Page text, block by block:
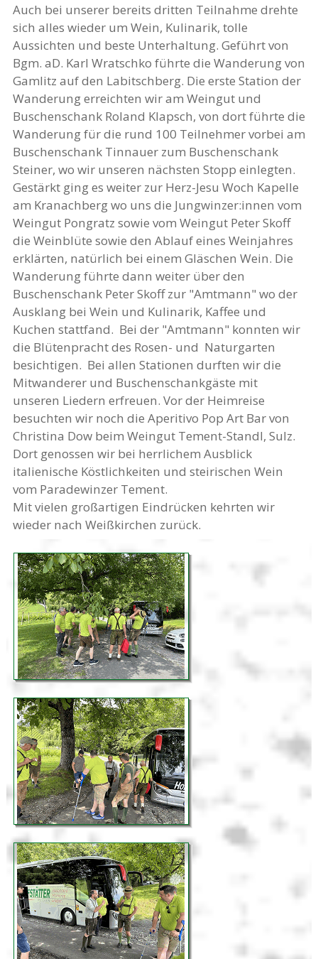
Auch bei unserer bereits dritten Teilnahme drehte
sich alles wieder um Wein, Kulinarik, tolle
Aussichten und beste Unterhaltung. Geführt von
Bgm. aD. Karl Wratschko führte die Wanderung von
Gamlitz auf den Labitschberg. Die erste Station der
Wanderung erreichten wir am Weingut und
Buschenschank Roland Klapsch, von dort führte die
Wanderung für die rund 100 Teilnehmer vorbei am
Buschenschank Tinnauer zum Buschenschank
Steiner, wo wir unseren nächsten Stopp einlegten.
Gestärkt ging es weiter zur Herz-Jesu Woch Kapelle
am Kranachberg wo uns die Jungwinzer:innen vom
Weingut Pongratz sowie vom Weingut Peter Skoff
die Weinblüte sowie den Ablauf eines Weinjahres
erklärten, natürlich bei einem Gläschen Wein. Die
Wanderung führte dann weiter über den
Buschenschank Peter Skoff zur "Amtmann" wo der
Ausklang bei Wein und Kulinarik, Kaffee und
Kuchen stattfand. Bei der "Amtmann" konnten wir
die Blütenpracht des Rosen- und Naturgarten
besichtigen. Bei allen Stationen durften wir die
Mitwanderer und Buschenschankgäste mit
unseren Liedern erfreuen. Vor der Heimreise
besuchten wir noch die Aperitivo Pop Art Bar von
Christina Dow beim Weingut Tement-Standl, Sulz.
Dort genossen wir bei herrlichem Ausblick
italienische Köstlichkeiten und steirischen Wein
vom Paradewinzer Tement.
Mit vielen großartigen Eindrücken kehrten wir
wieder nach Weißkirchen zurück.